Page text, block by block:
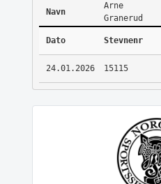
Navn
Arne
Granerud
Dato Stevnenr
24.01.2026 15115